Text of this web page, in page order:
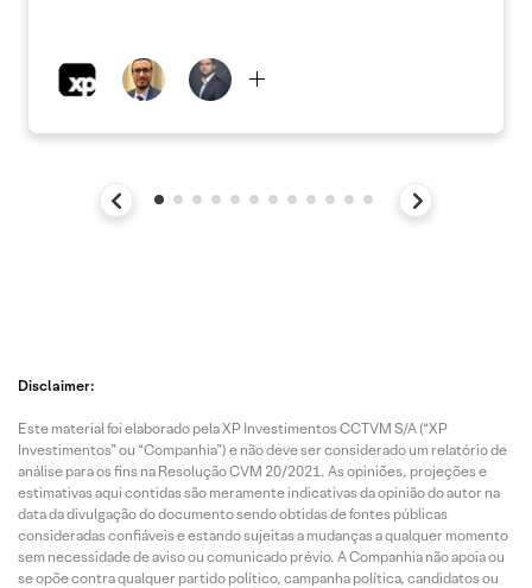
Disclaimer:
Este material foi elaborado pela XP Investimentos CCTVM S/A (“XP
Investimentos” ou “Companhia”) e não deve ser considerado um relatório de
análise para os fins na Resolução CVM 20/2021. As opiniões, projeções e
estimativas aqui contidas são meramente indicativas da opinião do autor na
data da divulgação do documento sendo obtidas de fontes públicas
consideradas confiáveis e estando sujeitas a mudanças a qualquer momento
sem necessidade de aviso ou comunicado prévio. A Companhia não apoia ou
se opõe contra qualquer partido político, campanha política, candidatos ou